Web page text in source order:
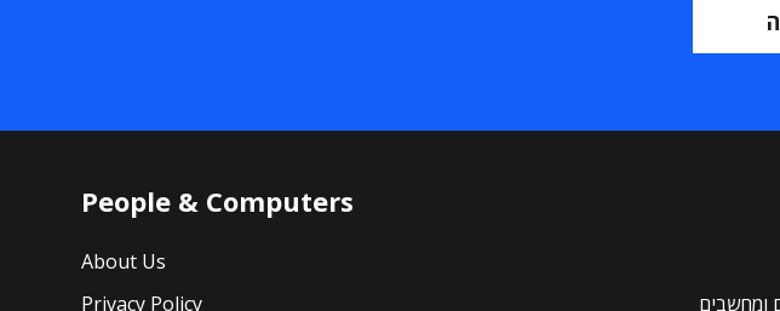
ומחשבים
People & Computers
About Us
Privacy Policy